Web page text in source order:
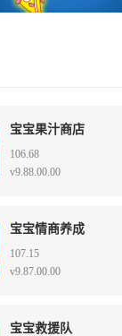
宝宝果汁商店
106.68
v9.88.00.00
宝宝情商养成
107.15
v9.87.00.00
宝宝救援队